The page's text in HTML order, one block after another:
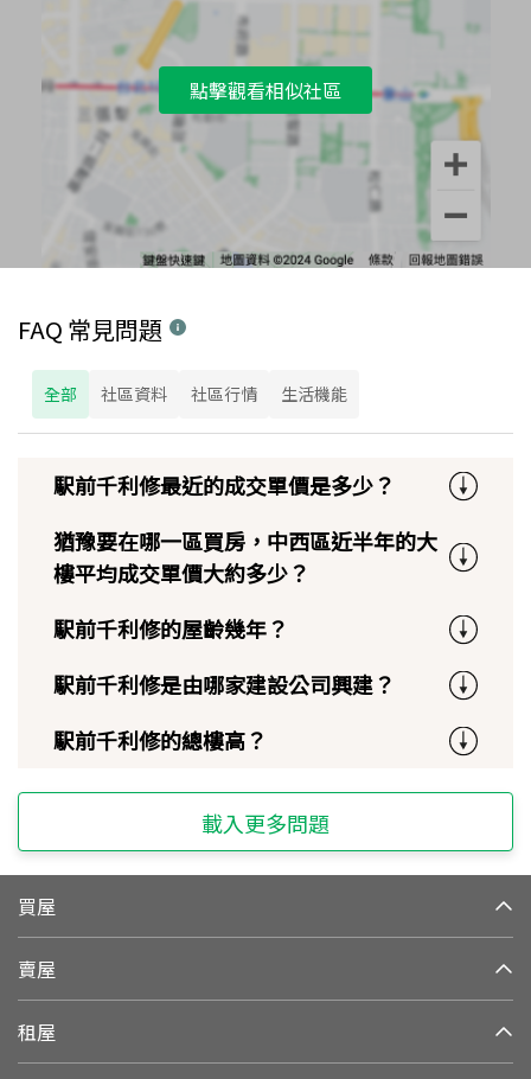
點擊觀看相似社區
FAQ 常見問題
全部 社區資料 社區行情 生活機能
駅前千利修最近的成交單價是多少？
猶豫要在哪一區買房，中西區近半年的大
樓平均成交單價大約多少？
駅前千利修的屋齡幾年？
駅前千利修是由哪家建設公司興建？
駅前千利修的總樓高？
載入更多問題
買屋
賣屋
租屋